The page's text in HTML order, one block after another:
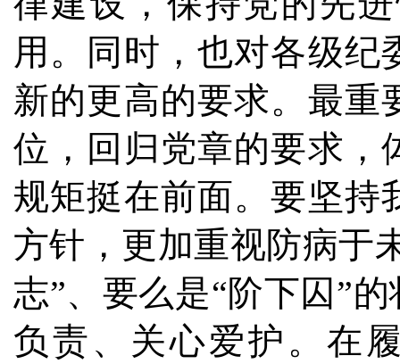
用。同时，也对各级纪
新的更高的要求。最重
位，回归党章的要求，
规矩挺在前面。要坚持
方针，更加重视防病于
志”、要么是“阶下囚”
负责、关心爱护。在